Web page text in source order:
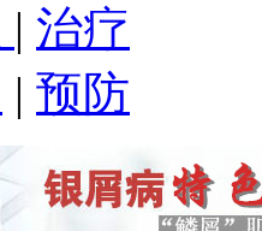
| 治疗
| 预防